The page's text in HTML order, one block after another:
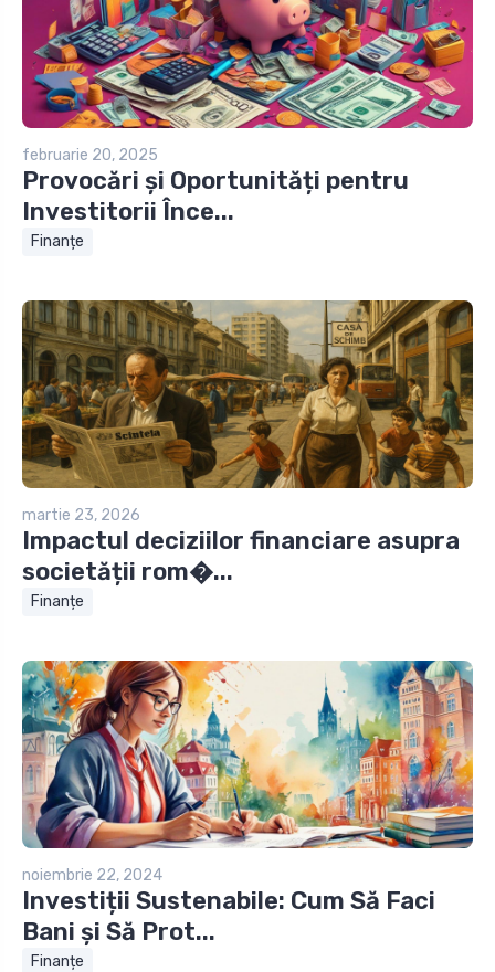
februarie 20, 2025
Provocări și Oportunități pentru
Investitorii Înce...
Finanțe
martie 23, 2026
Impactul deciziilor financiare asupra
societății rom�...
Finanțe
noiembrie 22, 2024
Investiții Sustenabile: Cum Să Faci
Bani și Să Prot...
Finanțe